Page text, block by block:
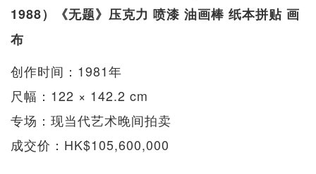
1988）《无题》压克力 喷漆 油画棒 纸本拼贴 画
布
创作时间：1981年
尺幅：122 × 142.2 cm
专场：现当代艺术晚间拍卖
成交价：HK$105,600,000